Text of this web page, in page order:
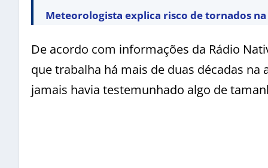
Meteorologista explica risco de tornados
De acordo com informações da Rádio
que trabalha há mais de duas décadas
jamais havia testemunhado algo de